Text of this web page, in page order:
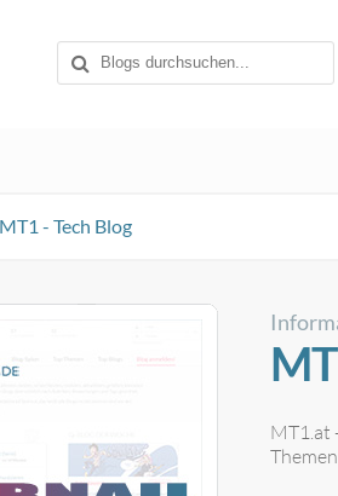
MT1 - Tech Blog
MT1.at